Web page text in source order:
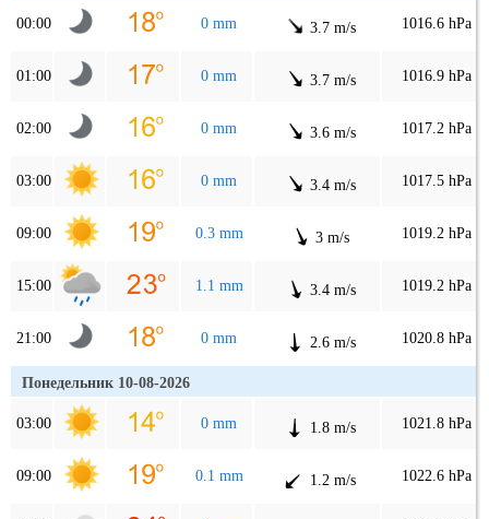
00:00 0 mm 3.7 m/s 1016.6 hPa
01:00 0 mm 3.7 m/s 1016.9 hPa
02:00 0 mm 3.6 m/s 1017.2 hPa
03:00 0 mm 3.4 m/s 1017.5 hPa
09:00 0.3 mm 3 m/s 1019.2 hPa
15:00 1.1 mm 3.4 m/s 1019.2 hPa
21:00 0 mm 2.6 m/s 1020.8 hPa
Понедельник 10-08-2026
03:00 0 mm 1.8 m/s 1021.8 hPa
09:00 0.1 mm 1.2 m/s 1022.6 hPa